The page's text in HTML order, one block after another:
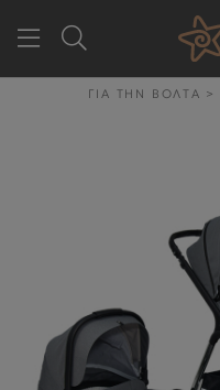
GR EN
ΕΤΑΙΡΕΙΑ
ΓΙΑ ΤΗΝ ΒΟΛΤΑ
ΓΙΑ ΤΗΝ ΒΟΛΤΑ >